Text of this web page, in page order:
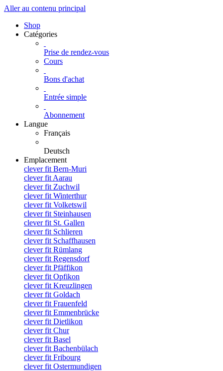
Aller au contenu principal
Shop
Catégories
Prise de rendez-vous
Cours
Bons d'achat
Entrée simple
Abonnement
Langue
Français
Deutsch
Emplacement
clever fit Bern-Muri
clever fit Aarau
clever fit Zuchwil
clever fit Winterthur
clever fit Volketswil
clever fit Steinhausen
clever fit St. Gallen
clever fit Schlieren
clever fit Schaffhausen
clever fit Rümlang
clever fit Regensdorf
clever fit Pfäffikon
clever fit Opfikon
clever fit Kreuzlingen
clever fit Goldach
clever fit Frauenfeld
clever fit Emmenbrücke
clever fit Dietlikon
clever fit Chur
clever fit Basel
clever fit Bachenbülach
clever fit Fribourg
clever fit Ostermundigen